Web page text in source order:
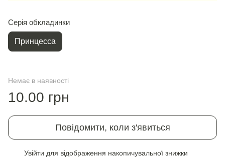
Серія обкладинки
Принцесса
Немає в наявності
10.00 грн
Повідомити, коли з'явиться
Увійти для відображення накопичувальної знижки